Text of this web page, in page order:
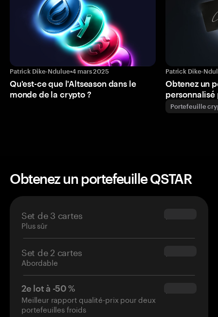
Patrick Dike-Ndulue•4 mars 2025
Qu'est-ce que l'Altseason dans le
monde de la crypto ?
Patrick Dike-
Obtenez un
personnalisé
Portefeuille
Obtenez un portefeuille QSTAR
Set de 3 cartes
Plus sûr
$69.90
Set de 2 cartes
Abordable
$54.90
2e lot à -50 %
Meilleur rapport qualité-prix pour deux
portefeuilles froids
$34.95